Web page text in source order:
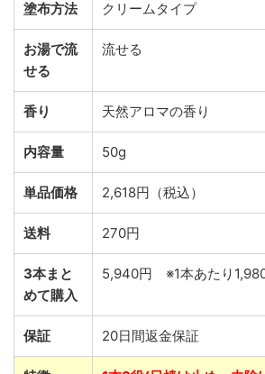
塗布方法 クリームタイプ
お湯で流
せる
流せる
香り 天然アロマの香り
内容量 50g
単品価格 2,618円（税込）
送料 270円
3本まと
めて購入
5,940円 ※1本あたり
保証 20日間返金保証